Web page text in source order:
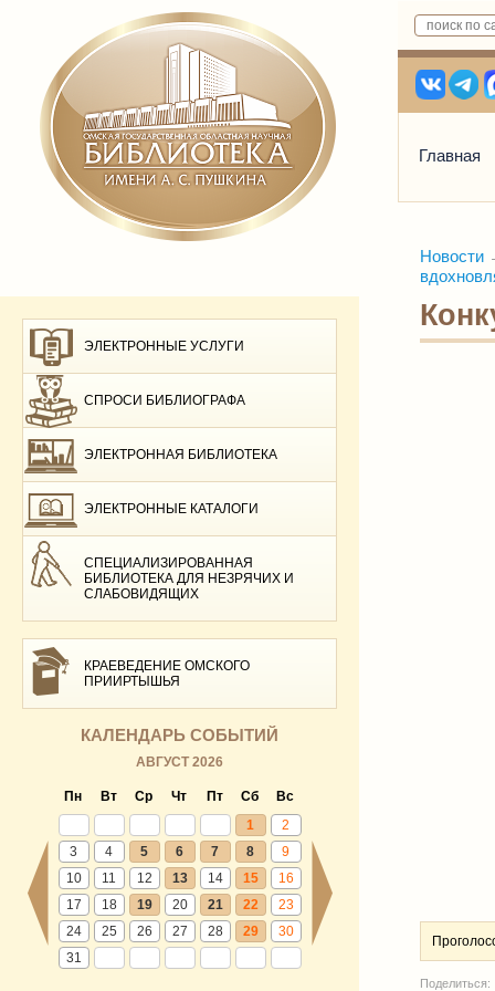
Главная
ЭЛЕКТРОННЫЕ УСЛУГИ
СПРОСИ БИБЛИОГРАФА
ЭЛЕКТРОННАЯ БИБЛИОТЕКА
ЭЛЕКТРОННЫЕ КАТАЛОГИ
СПЕЦИАЛИЗИРОВАННАЯ
БИБЛИОТЕКА ДЛЯ НЕЗРЯЧИХ И
СЛАБОВИДЯЩИХ
КРАЕВЕДЕНИЕ ОМСКОГО
ПРИИРТЫШЬЯ
КАЛЕНДАРЬ СОБЫТИЙ
АВГУСТ 2026
Пн Вт Ср Чт Пт Сб
Вс
1
2
3
4 5 6 7 8
9
10
11 12 13 14 15
16
17
18 19 20 21 22
23
24
25 26 27 28 29
30
31
Новости
Поделиться: